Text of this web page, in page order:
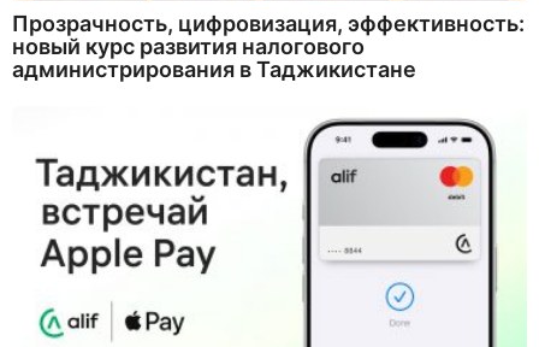
Прозрачность, цифровизация, эффективность:
новый курс развития налогового
администрирования в Таджикистане